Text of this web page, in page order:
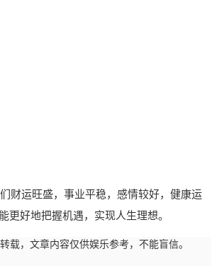
财运旺盛，事业平稳，感情较好，健康运
好地把握机遇，实现人生理想。
，文章内容仅供娱乐参考，不能盲信。